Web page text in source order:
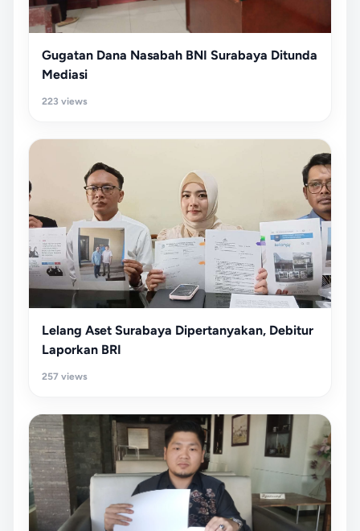
Gugatan Dana Nasabah BNI Surabaya Ditunda
Mediasi
223 views
Lelang Aset Surabaya Dipertanyakan, Debitur
Laporkan BRI
257 views